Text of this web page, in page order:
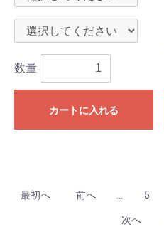
数量
カートに入れる
最初へ 前へ 5
次へ